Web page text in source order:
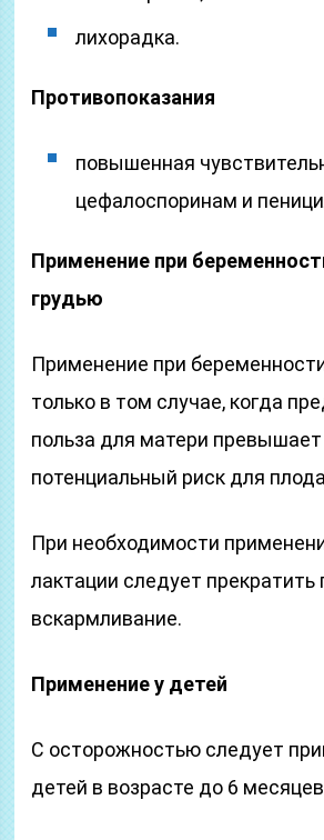
лихорадка.
Противопоказания
повышенная
цефалоспоринам и
Применение при
грудью
Применение при
только в том случае, когда
польза для матери превышает
потенциальный риск для
При необходимости
лактации следует прекратить
вскармливание.
Применение у детей
С осторожностью следует
детей в возрасте до 6